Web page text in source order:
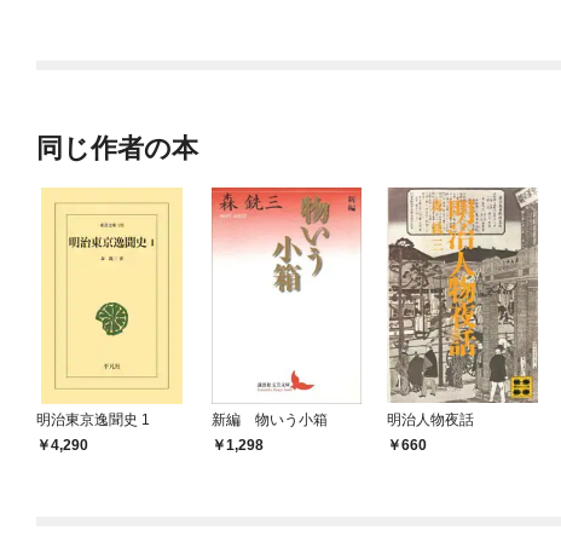
同じ作者の本
明治東京逸聞史 1
4,290
新編 物いう小箱
1,298
明治人物夜話
660